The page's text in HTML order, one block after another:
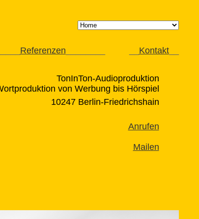
Referenzen Kontakt__
TonInTon-Audioproduktion
von Werbung bis Hörspiel
10247 Berlin-Friedrichshain
Anrufen
Mailen